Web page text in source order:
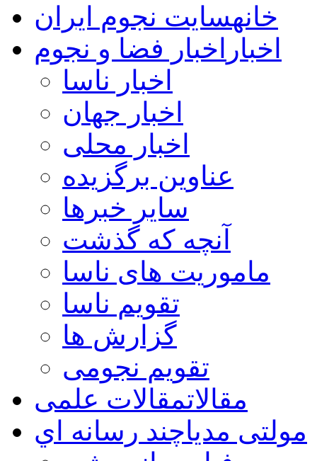
خانهسایت نجوم ایران
اخبار اخبار فضا و نجوم
اخبار ناسا
اخبار جهان
اخبار محلی
عناوین برگزیده
سایر خبرها
آنچه که گذشت
ماموریت های ناسا
تقویم ناسا
گزارش ها
تقویم نجومی
مقالاتمقالات علمی
مولتی مدیاچند رسانه اي